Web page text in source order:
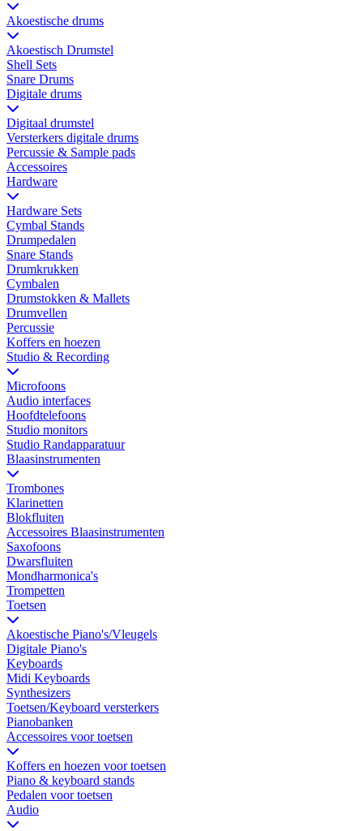
Akoestische drums
Akoestisch Drumstel
Shell Sets
Snare Drums
Digitale drums
Digitaal drumstel
Versterkers digitale drums
Percussie & Sample pads
Accessoires
Hardware
Hardware Sets
Cymbal Stands
Drumpedalen
Snare Stands
Drumkrukken
Cymbalen
Drumstokken & Mallets
Drumvellen
Percussie
Koffers en hoezen
Studio & Recording
Microfoons
Audio interfaces
Hoofdtelefoons
Studio monitors
Studio Randapparatuur
Blaasinstrumenten
Trombones
Klarinetten
Blokfluiten
Accessoires Blaasinstrumenten
Saxofoons
Dwarsfluiten
Mondharmonica's
Trompetten
Toetsen
Akoestische Piano's/Vleugels
Digitale Piano's
Keyboards
Midi Keyboards
Synthesizers
Toetsen/Keyboard versterkers
Pianobanken
Accessoires voor toetsen
Koffers en hoezen voor toetsen
Piano & keyboard stands
Pedalen voor toetsen
Audio